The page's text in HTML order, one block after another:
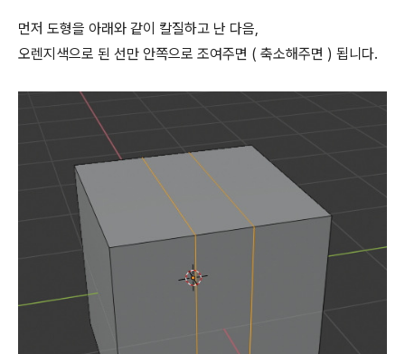
먼저 도형을 아래와 같이 칼질하고 난 다음,
오렌지색으로 된 선만 안쪽으로 조여주면 ( 축소해주면 ) 됩니다.